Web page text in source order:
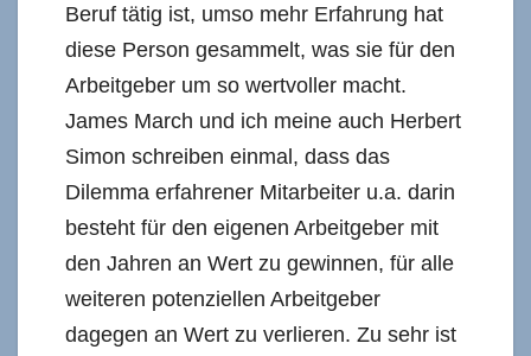
Beruf tätig ist, umso mehr Erfahrung hat
diese Person gesammelt, was sie für den
Arbeitgeber um so wertvoller macht.
James March und ich meine auch Herbert
Simon schreiben einmal, dass das
Dilemma erfahrener Mitarbeiter u.a. darin
besteht für den eigenen Arbeitgeber mit
den Jahren an Wert zu gewinnen, für alle
weiteren potenziellen Arbeitgeber
dagegen an Wert zu verlieren. Zu sehr ist